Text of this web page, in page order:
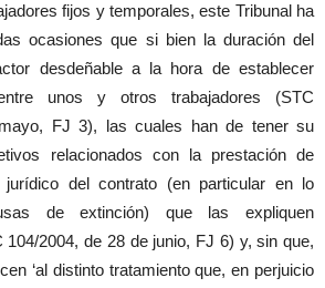
fijos y temporales, este Tribunal ha
ocasiones que si bien la duración del
desdeñable a la hora de establecer
unos y otros trabajadores (STC
FJ 3), las cuales han de tener su
relacionados con la prestación de
del contrato (en particular en lo
de extinción) que las expliquen
104/2004, de 28 de junio, FJ 6) y, sin que,
‘al distinto tratamiento que, en perjuicio